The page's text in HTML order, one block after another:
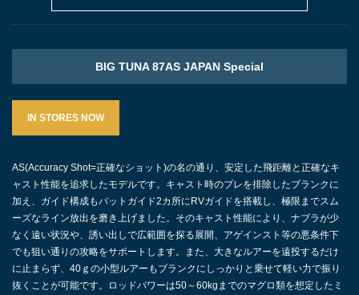
BIG TUNA 87AS JAPAN Special
IN STORES NOW
AS(Accuracy Shot=正確なショット)の名の通り、安定した飛距離と正確なキ
ャスト性能を追求したモデルです。キャスト時のブレを排除したブランクに
加え、ガイド構成もバットガイド2カ所にRVガイドを搭載し、極限までスム
ーズなライン放出を磨き上げました。そのキャスト性能により、ナブラが少
なく遠い状況や、誘い出しで広範囲を探る展開、アゲインスト等の悪条件下
でも狙い通りの攻略をサポートします。また、大きなルアーを遠投するだけ
に止まらず、40ｇの小型ルアーもブランクにしっかりと乗せて軽い力で振り
抜くことが可能です。ロッドパワーは50～60kgまでのマグロ類を想定したミ